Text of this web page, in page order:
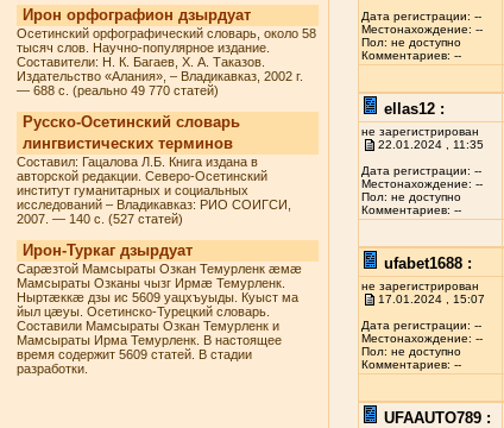
Ирон орфографион дзырдуат
Осетинский орфографический словарь, около 58
тысяч слов. Научно-популярное издание.
Составители: Н. К. Багаев, Х. А. Таказов.
Издательство «Алания», – Владикавказ, 2002 г.
— 688 с. (реально 49 770 статей)
Русско-Осетинский словарь
лингвистических терминов
Составил: Гацалова Л.Б. Книга издана в
авторской редакции. Северо-Осетинский
институт гуманитарных и социальных
исследований – Владикавказ: РИО СОИГСИ,
2007. — 140 с. (527 статей)
Ирон-Туркаг дзырдуат
Сарæзтой Мамсыраты Озкан Темурленк æмæ
Мамсыраты Озканы чызг Ирмæ Темурленк.
Ныртæккæ дзы ис 5609 уацхъуыды. Куыст ма
йыл цæуы. Осетинско-Турецкий словарь.
Составили Мамсыраты Озкан Темурленк и
Мамсыраты Ирма Темурленк. В настоящее
время содержит 5609 статей. В стадии
разработки.
Дата регистрации: --
Местонахождение: --
Пол: не доступно
Комментариев: --
ellas12 :
не зарегистрирован
22.01.2024 , 11:35
Дата регистрации: --
Местонахождение: --
Пол: не доступно
Комментариев: --
ufabet1688 :
не зарегистрирован
17.01.2024 , 15:07
Дата регистрации: --
Местонахождение: --
Пол: не доступно
Комментариев: --
UFAAUTO789 :